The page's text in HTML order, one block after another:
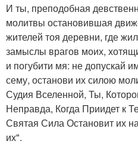
И ты, преподобная
молитвы остановившая
жителей тоя деревни, где
замыслы врагов моих,
и погубити мя: не допускай
сему, останови их силою
Судия Вселенной, Ты,
Неправда, Когда Приидет к
Святая Сила Остановит их
их".